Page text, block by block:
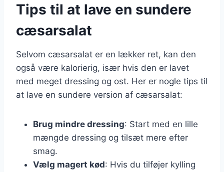
Tips til at lave en sundere
cæsarsalat
Selvom cæsarsalat er en lækker ret, kan den
også være kalorierig, især hvis den er lavet
med meget dressing og ost. Her er nogle tips til
at lave en sundere version af cæsarsalat:
Brug mindre dressing: Start med en lille
mængde dressing og tilsæt mere efter
smag.
Vælg magert kød: Hvis du tilføjer kylling